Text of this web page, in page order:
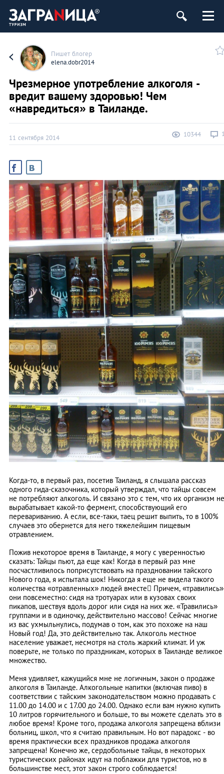
Пишет блогер
elena.dobr2014
Чрезмерное употребление алкоголя -
вредит вашему здоровью! Чем
«навредиться» в Таиланде.
11 сентября 2014 10344
Когда-то, в первый раз, посетив Таиланд, я слышала рассказ
одного гида-сказочника, который утверждал, что тайцы совсем
не потребляют алкоголь. И связано это с тем, что их организм не
вырабатывает какой-то фермент, способствующий его
перевариванию. А если, все-таки, таец решит выпить, то в 100%
случаев это обернется для него тяжелейшим пищевым
отравлением.
Пожив некоторое время в Таиланде, я могу с уверенностью
сказать: Тайцы пьют, да еще как! Когда в первый раз мне
посчастливилось поприсутствовать на праздновании тайского
Нового года, я испытала шок! Никогда я еще не видела такого
количества «отравленных» людей вместе Причем, «травились»
они повсеместно: сидя на тротуарах или в кузовах своих
пикапов, шествуя вдоль дорог или сидя на них же. «Травились»
группами и в одиночку, действительно массово! Сейчас многие
из вас ухмыльнулись, подумав о том, как это похоже на наш
Новый год! Да, это действительно так. Алкоголь местное
население уважает, несмотря на столь жаркий климат. И уж
поверьте, не только по праздникам, которых в Таиланде великое
множество.
Меня удивляет, кажущийся мне не логичным, закон о продаже
алкоголя в Таиланде. Алкогольные напитки (включая пиво) в
соответствии с тайским законодательством можно продавать с
11.00 до 14.00 и с 17.00 до 24.00. Однако если вам нужно купить
10 литров горячительного и больше, то вы можете сделать это в
любое время! Кроме того, продажа алкоголя запрещена вблизи
больниц, школ, что я считаю правильным. Но вот парадокс - во
время практически всех праздников продажа алкоголя
запрещена! Конечно же, сердобольные тайцы, в некоторых
туристических районах идут на поблажки для туристов, но в
большинстве мест, этот закон строго соблюдается!